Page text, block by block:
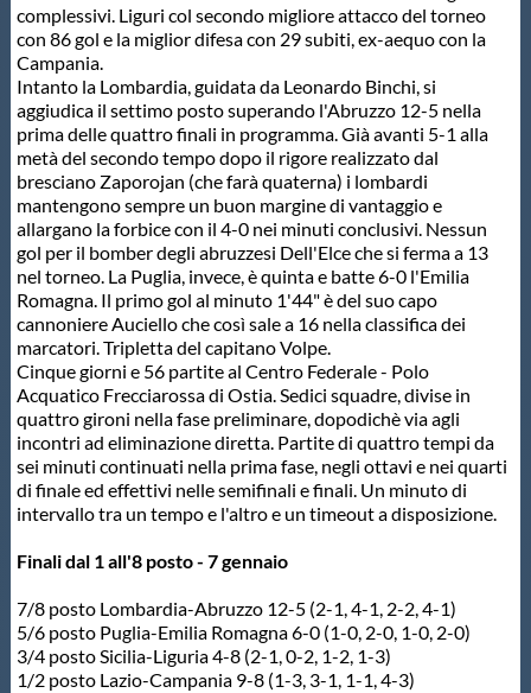
Archivio News
Flash News
Galleria fotografica
Videogallery
Intranet
Webmail
Contatti
complessivi. Liguri col secondo migliore attacco del torneo
con 86 gol e la miglior difesa con 29 subiti, ex-aequo con la
Campania.
Intanto la Lombardia, guidata da Leonardo Binchi, si
aggiudica il settimo posto superando l'Abruzzo 12-5 nella
prima delle quattro finali in programma. Già avanti 5-1 alla
metà del secondo tempo dopo il rigore realizzato dal
bresciano Zaporojan (che farà quaterna) i lombardi
mantengono sempre un buon margine di vantaggio e
allargano la forbice con il 4-0 nei minuti conclusivi. Nessun
gol per il bomber degli abruzzesi Dell'Elce che si ferma a 13
nel torneo. La Puglia, invece, è quinta e batte 6-0 l'Emilia
Romagna. Il primo gol al minuto 1'44" è del suo capo
cannoniere Auciello che così sale a 16 nella classifica dei
marcatori. Tripletta del capitano Volpe.
Cinque giorni e 56 partite al Centro Federale - Polo
Acquatico Frecciarossa di Ostia. Sedici squadre, divise in
quattro gironi nella fase preliminare, dopodichè via agli
incontri ad eliminazione diretta. Partite di quattro tempi da
sei minuti continuati nella prima fase, negli ottavi e nei quarti
di finale ed effettivi nelle semifinali e finali. Un minuto di
intervallo tra un tempo e l'altro e un timeout a disposizione.
Finali dal 1 all'8 posto - 7 gennaio
7/8 posto Lombardia-Abruzzo 12-5 (2-1, 4-1, 2-2, 4-1)
5/6 posto Puglia-Emilia Romagna 6-0 (1-0, 2-0, 1-0, 2-0)
3/4 posto Sicilia-Liguria 4-8 (2-1, 0-2, 1-2, 1-3)
1/2 posto Lazio-Campania 9-8 (1-3, 3-1, 1-1, 4-3)